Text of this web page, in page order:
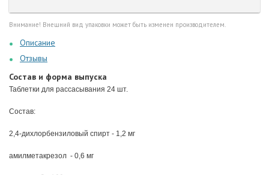
Внимание! Внешний вид упаковки может быть изменен производителем.
Описание
Отзывы
Состав и форма выпуска
Таблетки для рассасывания 24 шт.
Состав:
2,4-дихлорбензиловый спирт - 1,2 мг
амилметакрезол - 0,6 мг